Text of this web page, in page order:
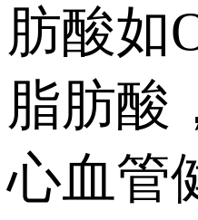
肪酸如
脂肪酸
心血管